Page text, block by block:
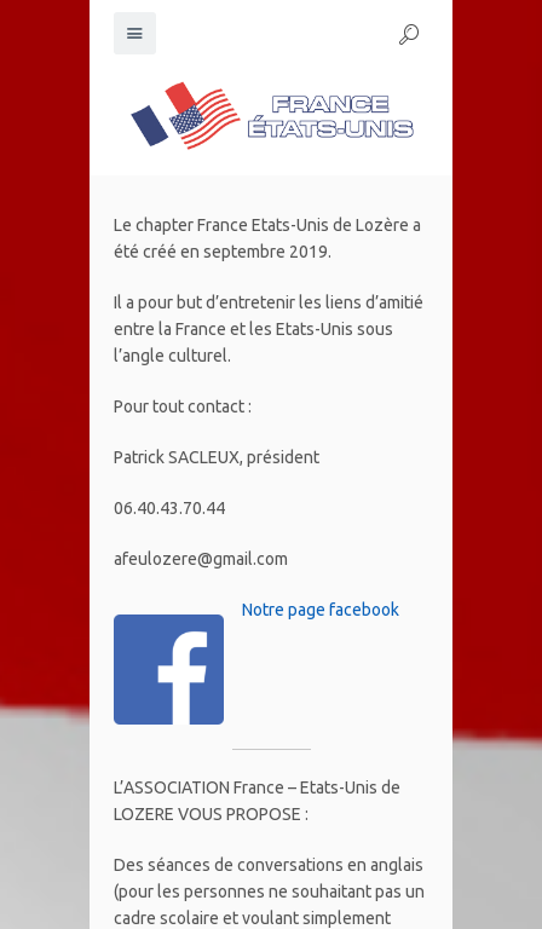
Le chapter France Etats-Unis de Lozère a
été créé en septembre 2019.
Il a pour but d’entretenir les liens d’amitié
entre la France et les Etats-Unis sous
l’angle culturel.
Pour tout contact :
Patrick SACLEUX, président
06.40.43.70.44
afeulozere@gmail.com
Notre page facebook
L’ASSOCIATION France – Etats-Unis de
LOZERE VOUS PROPOSE :
Des séances de conversations en anglais
(pour les personnes ne souhaitant pas un
cadre scolaire et voulant simplement